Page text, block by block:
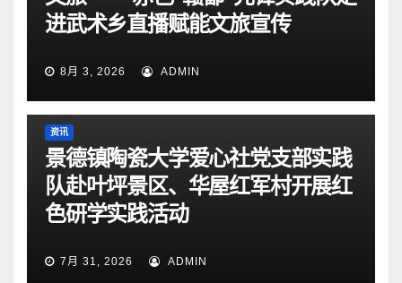
进武术乡直播赋能文旅宣传
8月 3, 2026 ADMIN
资讯
景德镇陶瓷大学爱心社党支部实践
队赴叶坪景区、华屋红军村开展红
色研学实践活动
7月 31, 2026 ADMIN